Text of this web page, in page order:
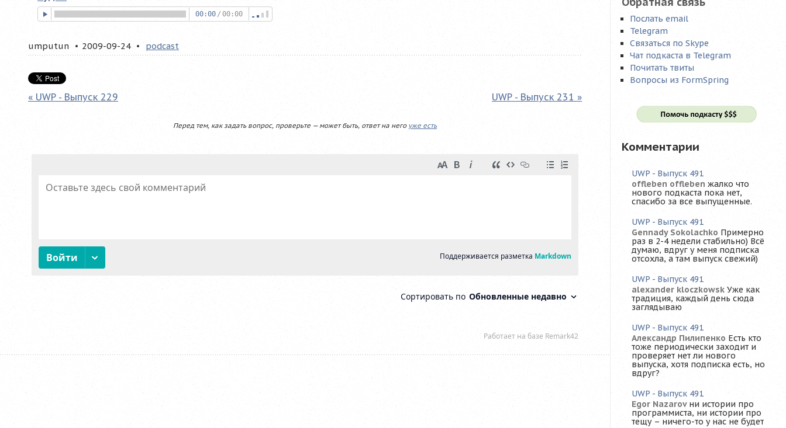
00:00 / 00:00
umputun 2009-09-24 podcast
« UWP - Выпуск 229 UWP - Выпуск 231 »
Перед тем, как задать вопрос, проверьте — может быть, ответ на него уже есть
Послать email
Telegram
Связаться по Skype
Чат подкаста в Telegram
Почитать твиты
Вопросы из FormSpring
Комментарии
UWP - Выпуск 491
offleben offleben жалко что
нового подкаста пока нет,
спасибо за все выпущенные.
UWP - Выпуск 491
Gennady Sokolachko Примерно
раз в 2-4 недели стабильно) Всё
думаю, вдруг у меня подписка
отсохла, а там выпуск свежий)
UWP - Выпуск 491
alexander kloczkowsk Уже как
традиция, каждый день сюда
заглядываю
UWP - Выпуск 491
Александр Пилипенко Есть кто
тоже периодически заходит и
проверяет нет ли нового
выпуска, хотя подписка есть, но
вдруг?
UWP - Выпуск 491
Egor Nazarov ни истории про
программиста, ни истории про
тещу – ничего-то у нас не будет